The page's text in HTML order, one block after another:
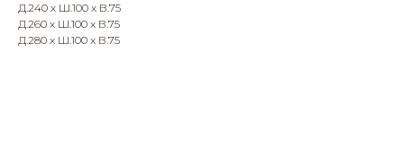
Д.240 x Ш.100 x В.75
Д.260 x Ш.100 x В.75
Д.280 x Ш.100 x В.75